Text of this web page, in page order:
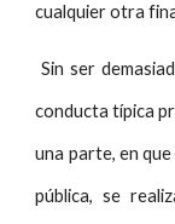
cualquier otra
Sin ser
conducta típica
una parte, en
pública, se